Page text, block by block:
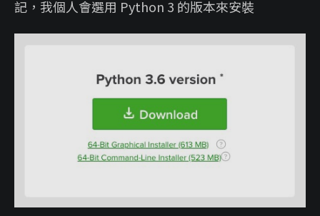
記，我個人會選用 Python 3 的版本來安裝